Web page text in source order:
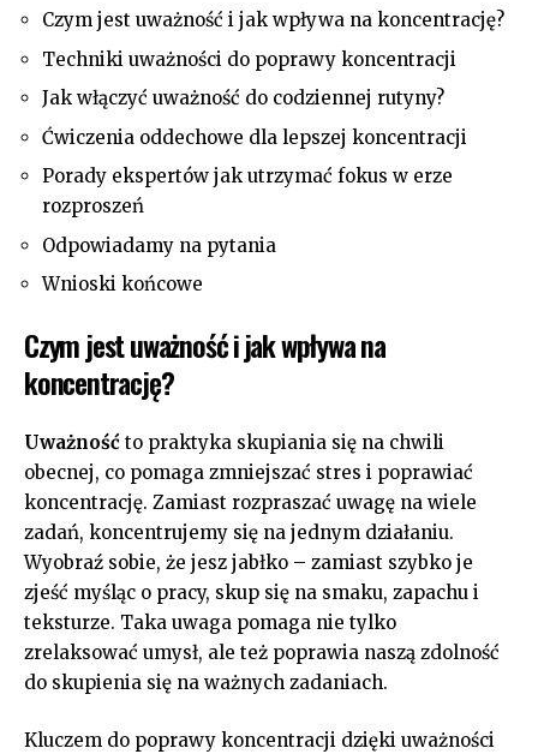
Czym jest⁣ uważność i jak wpływa na‌ koncentrację?
Techniki uważności do poprawy koncentracji
Jak ⁢włączyć⁢ uważność do ⁤codziennej rutyny?
Ćwiczenia oddechowe ​dla lepszej koncentracji
Porady ⁣ekspertów⁣ jak utrzymać⁤ fokus w erze
⁤rozproszeń
Odpowiadamy ⁢na pytania
Wnioski końcowe
Czym jest ‌uważność i⁤ jak wpływa na
koncentrację?
Uważność to praktyka skupiania się⁤ na chwili
obecnej, co pomaga zmniejszać stres i poprawiać
koncentrację. Zamiast rozpraszać uwagę na wiele
zadań, koncentrujemy⁤ się na jednym działaniu.
Wyobraź sobie, że ⁣jesz jabłko – zamiast‍ szybko je
zjeść myśląc o pracy, skup się na⁢ smaku, zapachu i
‌teksturze. Taka uwaga ​pomaga nie⁣ tylko ​
zrelaksować umysł, ale też poprawia naszą zdolność
do skupienia się na⁤ ważnych zadaniach.
Kluczem do poprawy koncentracji dzięki uważności